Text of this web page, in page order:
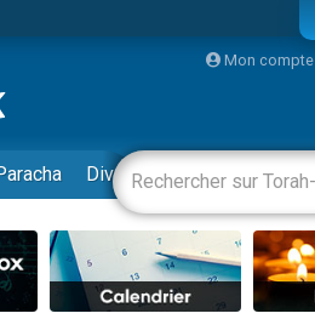
Enfants
insalubre
Mon compte
Divertissements Livres